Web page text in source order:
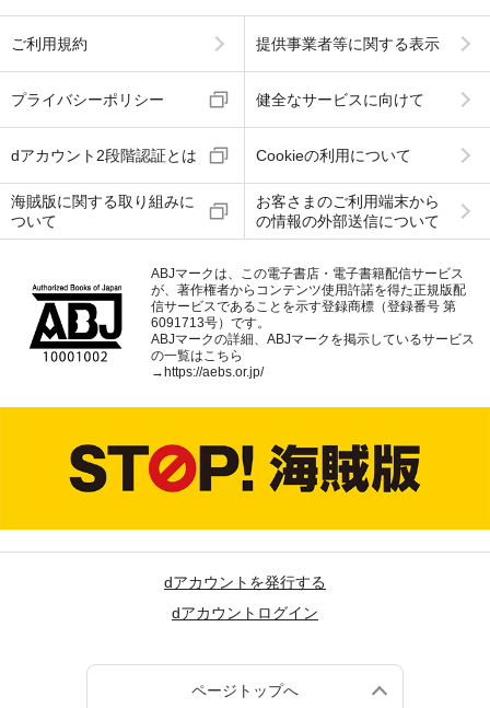
ご利用規約 提供事業者等に関する表示
プライバシーポリシー 健全なサービスに向けて
dアカウント2段階認証とは Cookieの利用について
海賊版に関する取り組みに
ついて
お客さまのご利用端末から
の情報の外部送信について
ABJマークは、この電子書店・電子書籍配信サービス
が、著作権者からコンテンツ使用許諾を得た正規版配
信サービスであることを示す登録商標（登録番号 第
6091713号）です。
ABJマークの詳細、ABJマークを掲示しているサービス
の一覧はこちら
→ https://aebs.or.jp/
dアカウントを発行する
dアカウントログイン
ページトップへ